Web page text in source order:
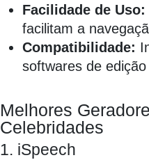
Facilidade de Uso:
facilitam a
Compatibilidade:
softwares de
Melhores
Celebridades
1. iSpeech